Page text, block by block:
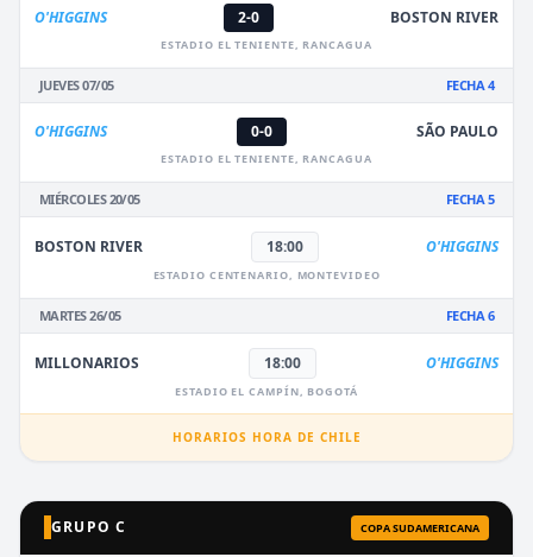
O'HIGGINS 2-0 BOSTON RIVER
ESTADIO EL TENIENTE, RANCAGUA
JUEVES 07/05 FECHA 4
O'HIGGINS 0-0 SÃO PAULO
ESTADIO EL TENIENTE, RANCAGUA
MIÉRCOLES 20/05 FECHA 5
BOSTON RIVER 18:00 O'HIGGINS
ESTADIO CENTENARIO, MONTEVIDEO
MARTES 26/05 FECHA 6
MILLONARIOS 18:00 O'HIGGINS
ESTADIO EL CAMPÍN, BOGOTÁ
HORARIOS HORA DE CHILE
GRUPO C COPA SUDAMERICANA